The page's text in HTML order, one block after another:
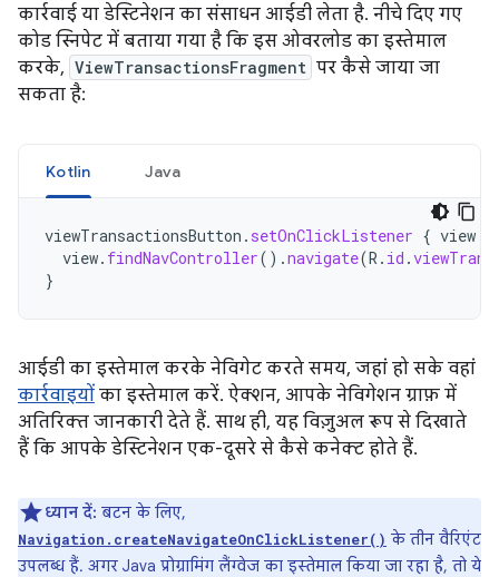
कार्रवाई या डेस्टिनेशन का संसाधन आईडी लेता है. नीचे दिए गए
कोड स्निपेट में बताया गया है कि इस ओवरलोड का इस्तेमाल
करके, ViewTransactionsFragment पर कैसे जाया जा
सकता है:
Kotlin Java
viewTransactionsButton . setOnClickListener { view
view. findNavController().navigate(R . id .
}
आईडी का इस्तेमाल करके नेविगेट करते समय, जहां हो सके वहां
कार्रवाइयों का इस्तेमाल करें. ऐक्शन, आपके नेविगेशन ग्राफ़ में
अतिरिक्त जानकारी देते हैं. साथ ही, यह विज़ुअल रूप से दिखाते
हैं कि आपके डेस्टिनेशन एक-दूसरे से कैसे कनेक्ट होते हैं.
ध्यान दें: बटन के लिए,
Navigation.createNavigateOnClickListener() के तीन वैरिएंट
उपलब्ध हैं. अगर Java प्रोग्रामिंग लैंग्वेज का इस्तेमाल किया जा रहा है, तो ये